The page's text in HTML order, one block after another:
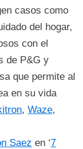
casos como
del hogar,
con el
de P&G y
que permite al
en su vida
,Waze,
Saez en ‘7